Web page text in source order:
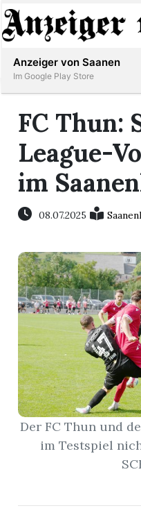
FC Thun:
League-
im
08.07.2025
Der FC Thun und
im Testspiel
Anzeiger von Saanen
Im Google Play Store